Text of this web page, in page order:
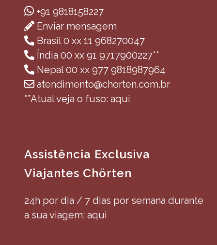
+91 9818158227
Enviar mensagem
Brasil 0 xx 11 968270047
Índia 00 xx 91 9717900227**
Nepal 00 xx 977 9818987964
atendimento@chorten.com.br
**Atual veja o fuso: aqui
Assistência Exclusiva
Viajantes Chörten
24h por dia / 7 dias por semana durante
a sua viagem: aqui